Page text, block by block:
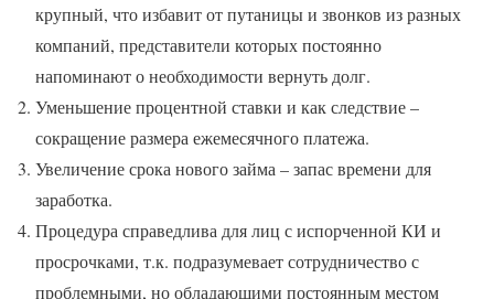
крупный, что избавит от путаницы и звонков из разных
компаний, представители которых постоянно
напоминают о необходимости вернуть долг.
Уменьшение процентной ставки и как следствие –
сокращение размера ежемесячного платежа.
Увеличение срока нового займа – запас времени для
заработка.
Процедура справедлива для лиц с испорченной КИ и
просрочками, т.к. подразумевает сотрудничество с
проблемными, но обладающими постоянным местом